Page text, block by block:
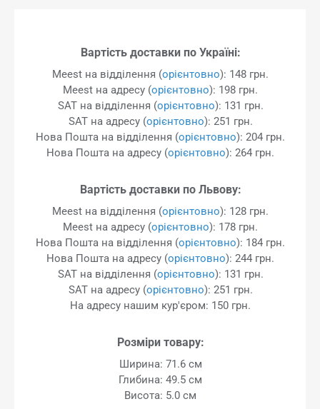
Вартість доставки по Україні:
Meest на відділення (орієнтовно): 148 грн.
Meest на адресу (орієнтовно): 198 грн.
SAT на відділення (орієнтовно): 131 грн.
SAT на адресу (орієнтовно): 251 грн.
Нова Пошта на відділення (орієнтовно): 204 грн.
Нова Пошта на адресу (орієнтовно): 264 грн.
Вартість доставки по Львову:
Meest на відділення (орієнтовно): 128 грн.
Meest на адресу (орієнтовно): 178 грн.
Нова Пошта на відділення (орієнтовно): 184 грн.
Нова Пошта на адресу (орієнтовно): 244 грн.
SAT на відділення (орієнтовно): 131 грн.
SAT на адресу (орієнтовно): 251 грн.
На адресу нашим кур'єром: 150 грн.
Розміри товару:
Ширина: 71.6 см
Глибина: 49.5 см
Висота: 5.0 см